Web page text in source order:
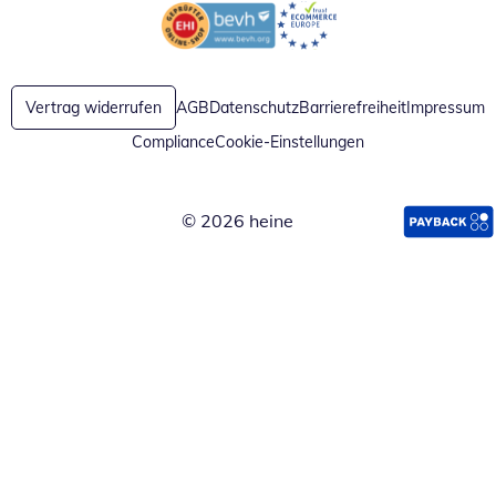
Öffnet in neuem FensterÖffnet in neuem Fenster
Vertrag widerrufen AGBDatenschutzBarrierefreiheitImpressum
ComplianceCookie-Einstellungen
© 2026 heine